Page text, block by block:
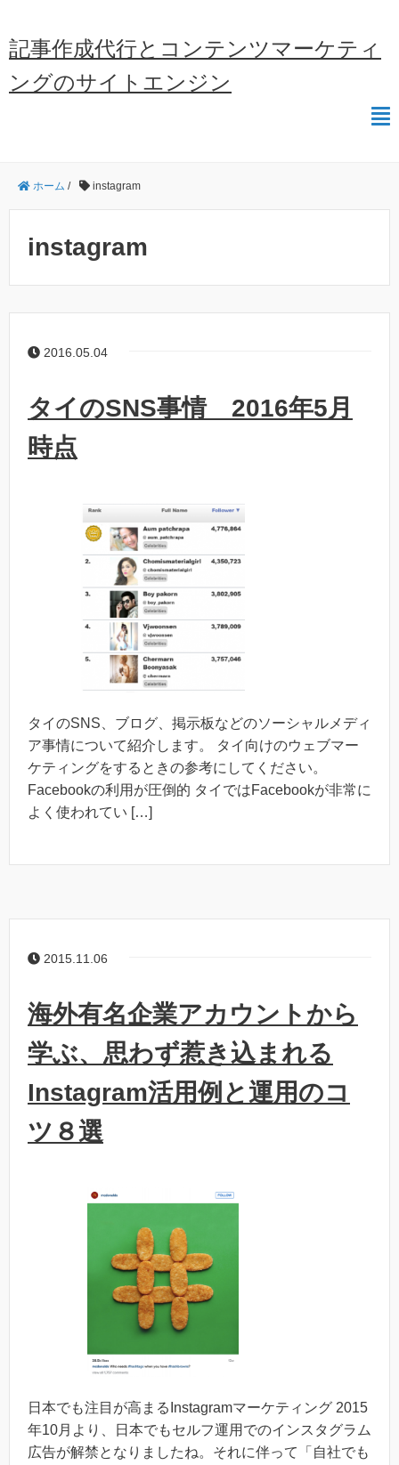
記事作成代行とコンテンツマーケティ
ングのサイトエンジン
ホーム / instagram
instagram
2016.05.04
タイのSNS事情 2016年5月
時点
タイのSNS、ブログ、掲示板などのソーシャルメディ
ア事情について紹介します。 タイ向けのウェブマー
ケティングをするときの参考にしてください。
Facebookの利用が圧倒的 タイではFacebookが非常に
よく使われてい […]
2015.11.06
海外有名企業アカウントから
学ぶ、思わず惹き込まれる
Instagram活用例と運用のコ
ツ８選
日本でも注目が高まるInstagramマーケティング 2015
年10月より、日本でもセルフ運用でのインスタグラム
広告が解禁となりましたね。それに伴って「自社でも